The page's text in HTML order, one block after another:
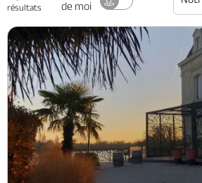
Brochures & Cartes Offices de tourisme
résultats
de moi